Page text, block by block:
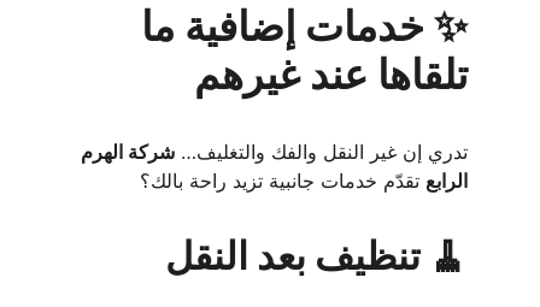
✨ خدمات إضافية ما
تلقاها عند غيرهم
تدري إن غير النقل والفك والتغليف… شركة الهرم
الرابع تقدّم خدمات جانبية تزيد راحة بالك؟
🧹 تنظيف بعد النقل